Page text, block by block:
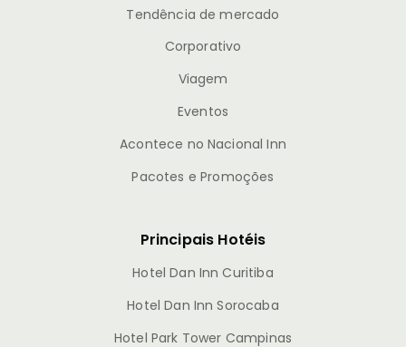
Tendência de mercado
Corporativo
Viagem
Eventos
Acontece no Nacional Inn
Pacotes e Promoções
Principais Hotéis
Hotel Dan Inn Curitiba
Hotel Dan Inn Sorocaba
Hotel Park Tower Campinas